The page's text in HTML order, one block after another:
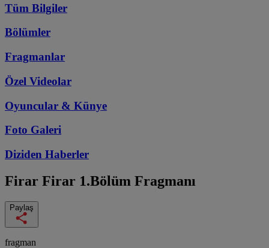
Tüm Bilgiler
Bölümler
Fragmanlar
Özel Videolar
Oyuncular & Künye
Foto Galeri
Diziden Haberler
Firar Firar 1.Bölüm Fragmanı
Paylaş
fragman